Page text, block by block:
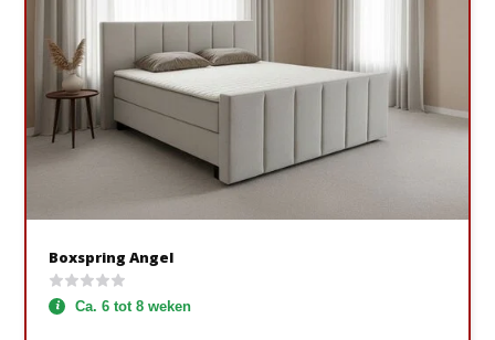
Boxspring Angel
Ca. 6 tot 8 weken